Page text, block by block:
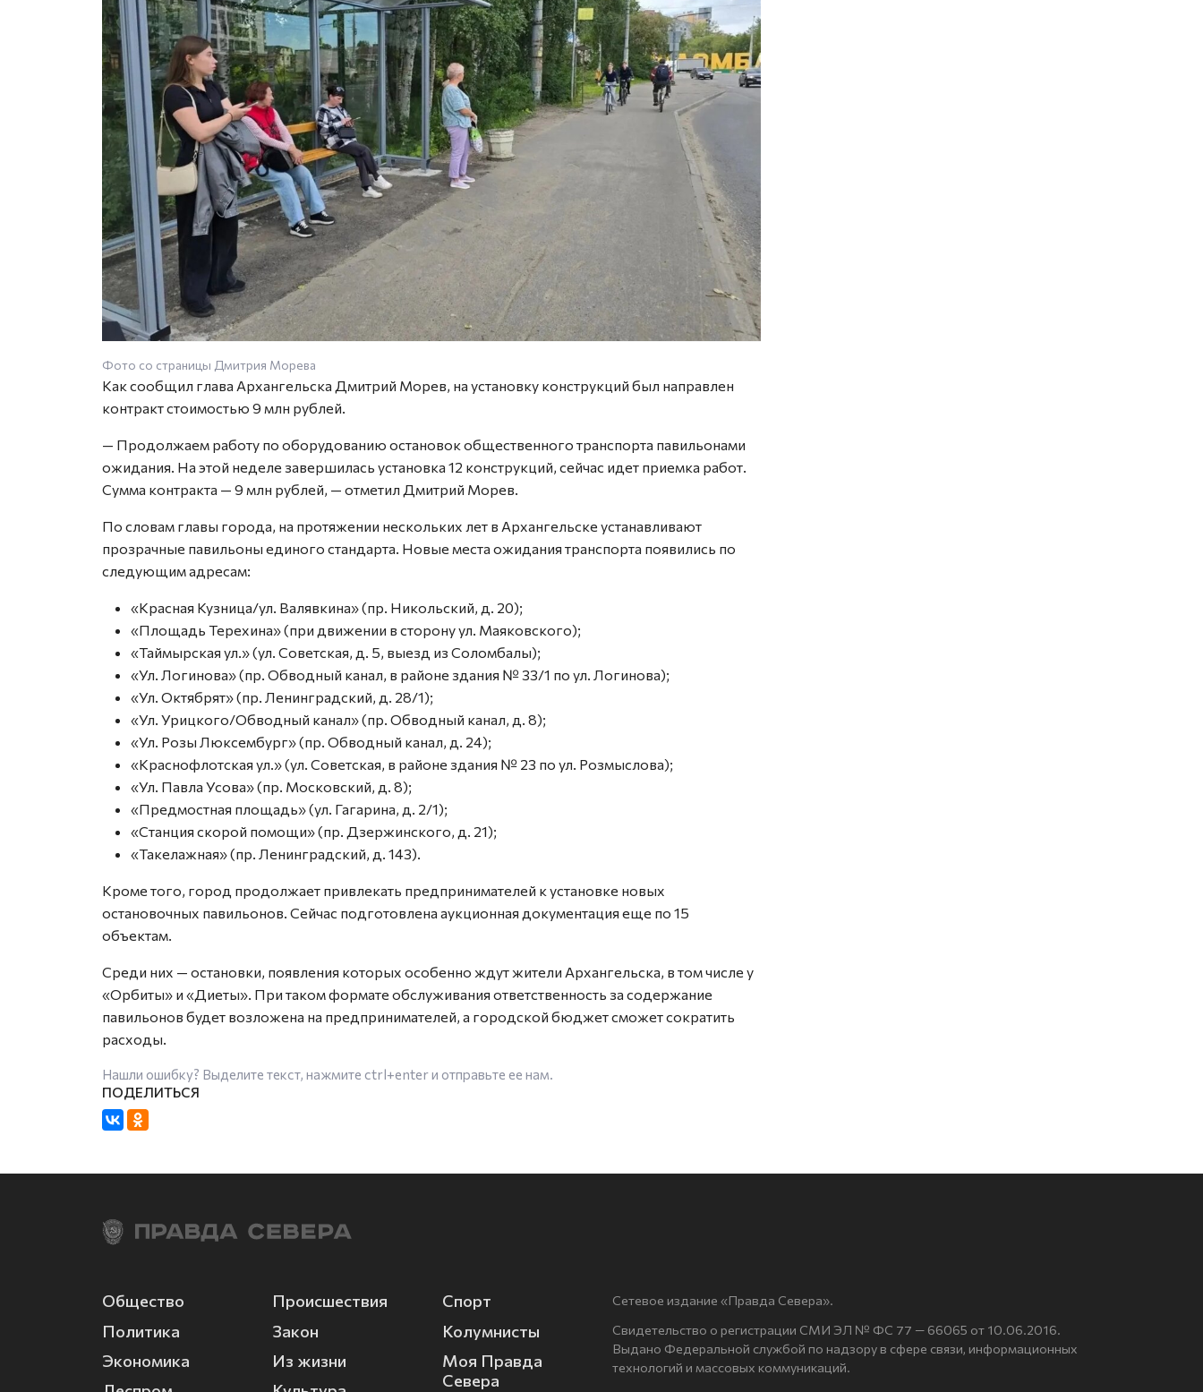
Фото со страницы Дмитрия Морева
Как сообщил глава Архангельска Дмитрий Морев, на установку конструкций был направлен
контракт стоимостью 9 млн рублей.
— Продолжаем работу по оборудованию остановок общественного транспорта павильонами
ожидания. На этой неделе завершилась установка 12 конструкций, сейчас идет приемка работ.
Сумма контракта — 9 млн рублей, — отметил Дмитрий Морев.
По словам главы города, на протяжении нескольких лет в Архангельске устанавливают
прозрачные павильоны единого стандарта. Новые места ожидания транспорта появились по
следующим адресам:
«Красная Кузница/ул. Валявкина» (пр. Никольский, д. 20);
«Площадь Терехина» (при движении в сторону ул. Маяковского);
«Таймырская ул.» (ул. Советская, д. 5, выезд из Соломбалы);
«Ул. Логинова» (пр. Обводный канал, в районе здания № 33/1 по ул. Логинова);
«Ул. Октябрят» (пр. Ленинградский, д. 28/1);
«Ул. Урицкого/Обводный канал» (пр. Обводный канал, д. 8);
«Ул. Розы Люксембург» (пр. Обводный канал, д. 24);
«Краснофлотская ул.» (ул. Советская, в районе здания № 23 по ул. Розмыслова);
«Ул. Павла Усова» (пр. Московский, д. 8);
«Предмостная площадь» (ул. Гагарина, д. 2/1);
«Станция скорой помощи» (пр. Дзержинского, д. 21);
«Такелажная» (пр. Ленинградский, д. 143).
Кроме того, город продолжает привлекать предпринимателей к установке новых
остановочных павильонов. Сейчас подготовлена аукционная документация еще по 15
объектам.
Среди них — остановки, появления которых особенно ждут жители Архангельска, в том числе у
«Орбиты» и «Диеты». При таком формате обслуживания ответственность за содержание
павильонов будет возложена на предпринимателей, а городской бюджет сможет сократить
расходы.
Нашли ошибку? Выделите текст, нажмите ctrl+enterи отправьте ее нам.
Общество
Политика
Экономика
Происшествия
Закон
Из жизни
Спорт
Колумнисты
Моя Правда
Севера
Сетевое издание «Правда Севера».
Свидетельство о регистрации СМИ ЭЛ № ФС 77 — 66065 от 10.06.2016.
Выдано Федеральной службой по надзору в сфере связи, информационных
технологий и массовых коммуникаций.